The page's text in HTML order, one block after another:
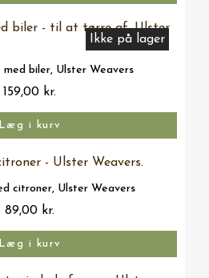
Vis her
Ikke på lager
biler, Ulster Weavers
159,00 kr.
Læg i kurv
Vis her
citroner, Ulster Weavers
89,00 kr.
Læg i kurv